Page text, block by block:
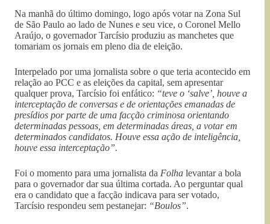
Na manhã do último domingo, logo após votar na Zona Sul
de São Paulo ao lado de Nunes e seu vice, o Coronel Mello
Araújo, o governador Tarcísio produziu as manchetes que
tomariam os jornais em pleno dia de eleição.
Interpelado por uma jornalista sobre o que teria acontecido em
relação ao PCC e as eleições da capital, sem apresentar
qualquer prova, Tarcísio foi enfático: “teve o ‘salve’, houve a
interceptação de conversas e de orientações emanadas de
presídios por parte de uma facção criminosa orientando
determinadas pessoas, em determinadas áreas, a votar em
determinados candidatos. Houve essa ação de inteligência,
houve essa interceptação”.
Foi o momento para uma jornalista da Folha levantar a bola
para o governador dar sua última cortada. Ao perguntar qual
era o candidato que a facção indicava para ser votado,
Tarcísio respondeu sem pestanejar: “Boulos”.